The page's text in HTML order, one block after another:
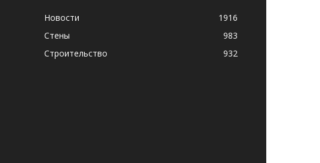
Новости
1916
Стены
983
Строительство
932